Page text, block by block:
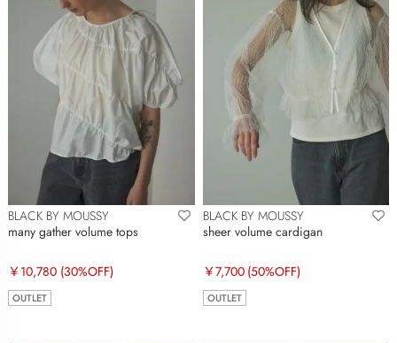
BLACK BY MOUSSY
many gather volume tops
￥10,780 (30%OFF)
OUTLET
BLACK BY MOUSSY
sheer volume cardigan
￥7,700 (50%OFF)
OUTLET